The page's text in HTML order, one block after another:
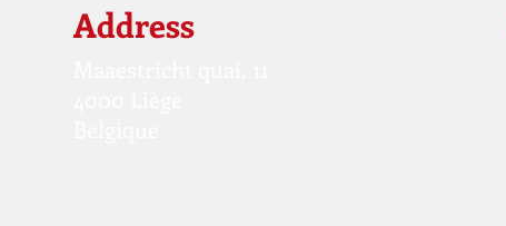
Address